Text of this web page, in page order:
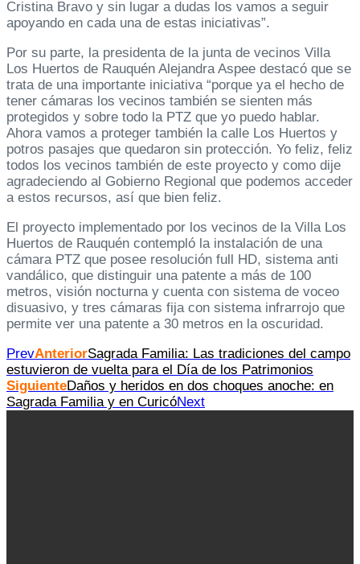
Cristina Bravo y sin lugar a dudas los vamos a seguir
apoyando en cada una de estas iniciativas”.
Por su parte, la presidenta de la junta de vecinos Villa
Los Huertos de Rauquén Alejandra Aspee destacó que se
trata de una importante iniciativa “porque ya el hecho de
tener cámaras los vecinos también se sienten más
protegidos y sobre todo la PTZ que yo puedo hablar.
Ahora vamos a proteger también la calle Los Huertos y
potros pasajes que quedaron sin protección. Yo feliz, feliz
todos los vecinos también de este proyecto y como dije
agradeciendo al Gobierno Regional que podemos acceder
a estos recursos, así que bien feliz.
El proyecto implementado por los vecinos de la Villa Los
Huertos de Rauquén contempló la instalación de una
cámara PTZ que posee resolución full HD, sistema anti
vandálico, que distinguir una patente a más de 100
metros, visión nocturna y cuenta con sistema de voceo
disuasivo, y tres cámaras fija con sistema infrarrojo que
permite ver una patente a 30 metros en la oscuridad.
PrevAnteriorSagrada Familia: Las tradiciones del campo
estuvieron de vuelta para el Día de los Patrimonios
SiguienteDaños y heridos en dos choques anoche: en
Sagrada Familia y en CuricóNext